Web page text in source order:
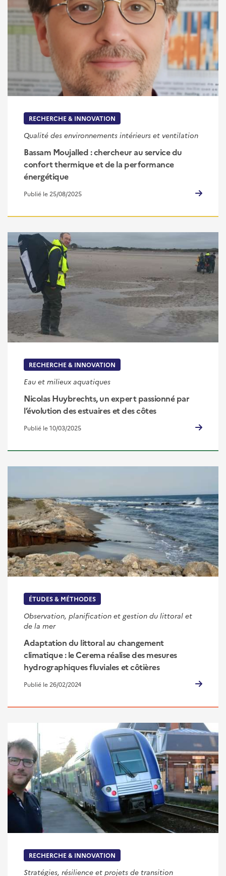
RECHERCHE & INNOVATION
Qualité des environnements intérieurs et ventilation
Bassam Moujalled : chercheur au service du
confort thermique et de la performance
énergétique
Publié le 25/08/2025
RECHERCHE & INNOVATION
Eau et milieux aquatiques
Nicolas Huybrechts, un expert passionné par
l’évolution des estuaires et des côtes
Publié le 10/03/2025
ÉTUDES & MÉTHODES
Observation, planification et gestion du littoral et
de la mer
Adaptation du littoral au changement
climatique : le Cerema réalise des mesures
hydrographiques fluviales et côtières
Publié le 26/02/2024
RECHERCHE & INNOVATION
Stratégies, résilience et projets de transition